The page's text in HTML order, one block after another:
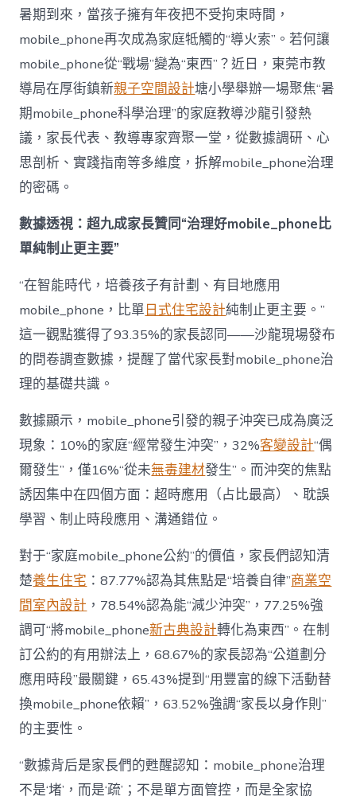
治
理
難
題？
讓
mobilJIUYI
俱
意
空
間
設
成
為
東
西”，
而
非
“家
庭
中
暑期到來，當孩子擁有年夜把不受拘束時間，
mobile_phone再次成為家庭牴觸的“導火索”。若何讓
mobile_phone從“戰場”變為“東西”？近日，東莞市教
導局在厚街鎮新親子空間設計塘小學舉辦一場聚焦“暑
期mobile_phone科學治理”的家庭教導沙龍引發熱
議，家長代表、教導專家齊聚一堂，從數據調研、心
思剖析、實踐指南等多維度，拆解mobile_phone治理
的密碼。
數據透視：超九成家長贊同“治理好mobile_phone比
單純制止更主要”
“在智能時代，培養孩子有計劃、有目地應用
mobile_phone，比單日式住宅設計純制止更主要。”
這一觀點獲得了93.35%的家長認同——沙龍現場發布
的問卷調查數據，提醒了當代家長對mobile_phone治
理的基礎共識。
數據顯示，mobile_phone引發的親子沖突已成為廣泛
現象：10%的家庭“經常發生沖突”，32%客變設計“偶
爾發生”，僅16%“從未無毒建材發生”。而沖突的焦點
誘因集中在四個方面：超時應用（占比最高）、耽誤
學習、制止時段應用、溝通錯位。
對于“家庭mobile_phone公約”的價值，家長們認知清
楚養生住宅 ：87.77%認為其焦點是“培養自律”商業空
間室內設計 ，78.54%認為能“減少沖突”，77.25%強
調可“將mobile_phone新古典設計轉化為東西”。在制
訂公約的有用辦法上，68.67%的家長認為“公道劃分
應用時段”最關鍵，65.43%提到“用豐富的線下活動替
換mobile_phone依賴”，63.52%強調“家長以身作則”
的主要性。
“數據背后是家長們的甦醒認知：mobile_phone治理
不是‘堵’，而是‘疏’；不是單方面管控，而是全家協